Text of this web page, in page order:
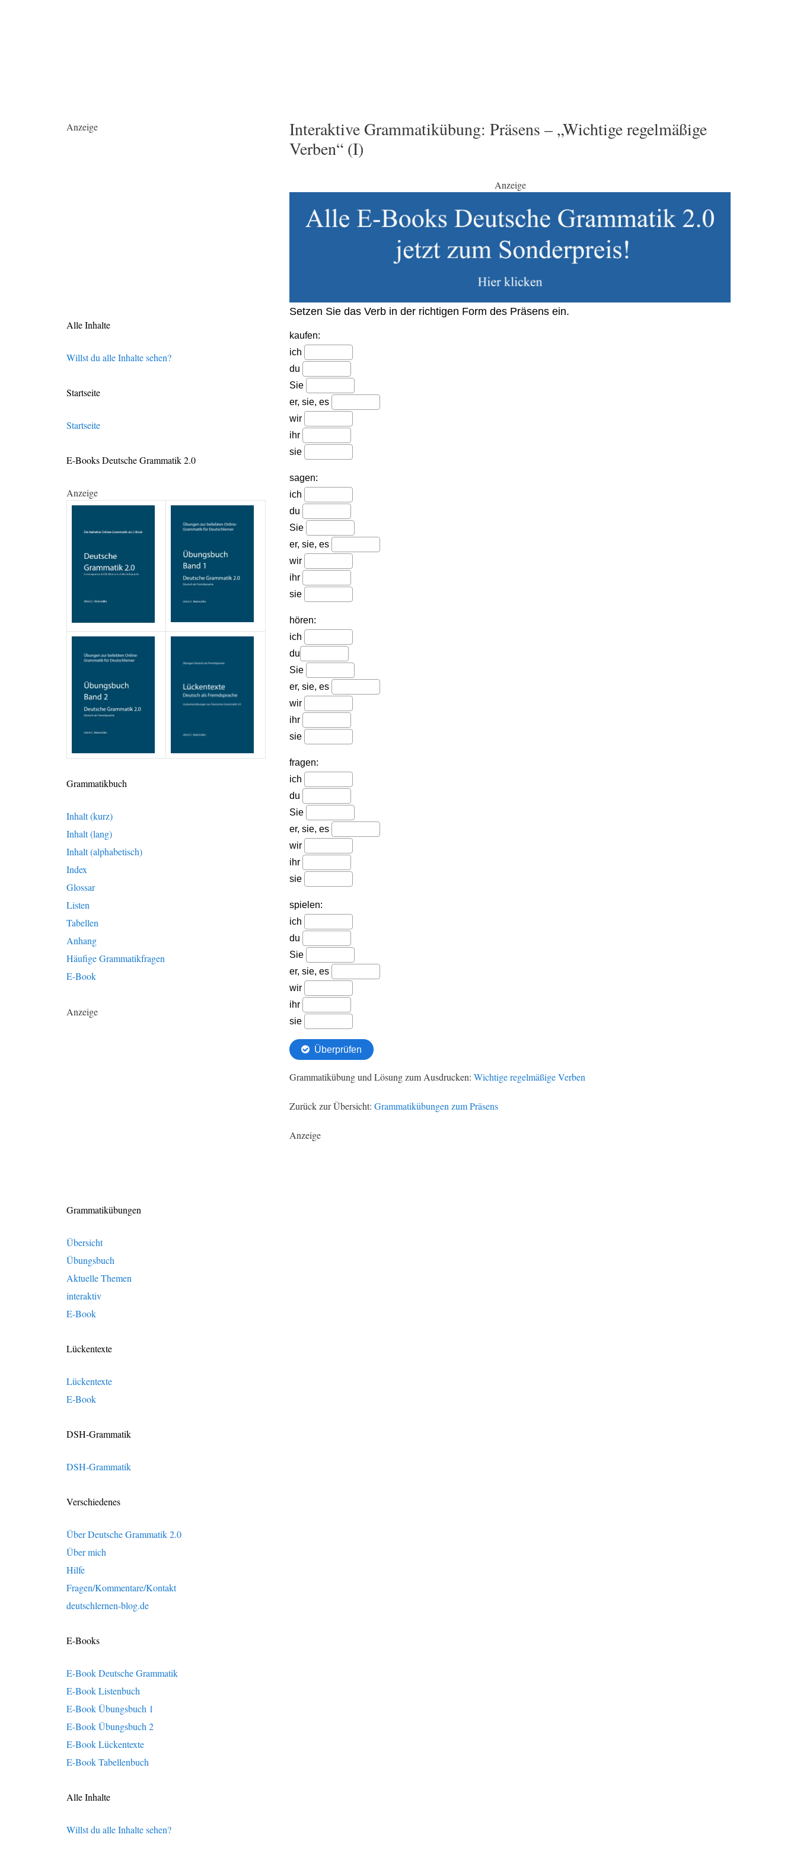
Interaktive Grammatikübung: Präsens – „Wichtige regelmäßige
Verben“ (I)
Anzeige
Grammatikübung und Lösung zum Ausdrucken: Wichtige regelmäßige Verben
Zurück zur Übersicht: Grammatikübungen zum Präsens
Anzeige
Anzeige
Alle Inhalte
Willst du alle Inhalte sehen?
Startseite
Startseite
E-Books Deutsche Grammatik 2.0
Anzeige
Grammatikbuch
Inhalt (kurz)
Inhalt (lang)
Inhalt (alphabetisch)
Index
Glossar
Listen
Tabellen
Anhang
Häufige Grammatikfragen
E-Book
Anzeige
Grammatikübungen
Übersicht
Übungsbuch
Aktuelle Themen
interaktiv
E-Book
Lückentexte
Lückentexte
E-Book
DSH-Grammatik
DSH-Grammatik
Verschiedenes
Über Deutsche Grammatik 2.0
Über mich
Hilfe
Fragen/Kommentare/Kontakt
deutschlernen-blog.de
E-Books
E-Book Deutsche Grammatik
E-Book Listenbuch
E-Book Übungsbuch 1
E-Book Übungsbuch 2
E-Book Lückentexte
E-Book Tabellenbuch
Alle Inhalte
Willst du alle Inhalte sehen?